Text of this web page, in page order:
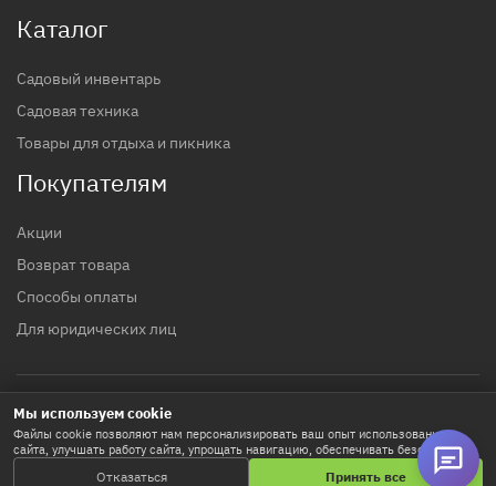
Каталог
Садовый инвентарь
Садовая техника
Товары для отдыха и пикника
Покупателям
Акции
Возврат товара
Способы оплаты
Для юридических лиц
© 2017 - 2026 гг. Строительный магазин INTTOOLS
Политика конфиденциальности
Мы используем cookie
Файлы cookie позволяют нам персонализировать ваш опыт использования
сайта, улучшать работу сайта, упрощать навигацию, обеспечивать безопасность
и используются для маркетинговых активностей. Нажимая «Принять все», вы
соглашаетесь на хранение cookie-файлов. Кнопка «Настроить» позволяет
Отказаться Принять все